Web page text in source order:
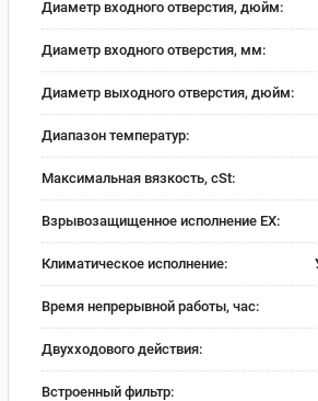
Диаметр входного отверстия, дюйм:
Диаметр входного отверстия, мм:
Диаметр выходного отверстия, дюйм:
Диапазон температур:
Максимальная вязкость, cSt:
Взрывозащищенное исполнение EX:
Климатическое исполнение:
Время непрерывной работы, час:
Двухходового действия:
Встроенный фильтр: